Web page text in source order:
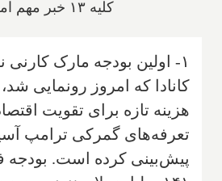
کلیه ۱۳ خبر مهم امروز کانادا و جهان
۱- اولین بودجه مارک
کانادا که امروز رونمایی شد،
هزینه تازه برای تقویت
تعرفه‌های گمرکی ترامپ
پیش‌بینی کرده است. بودجه